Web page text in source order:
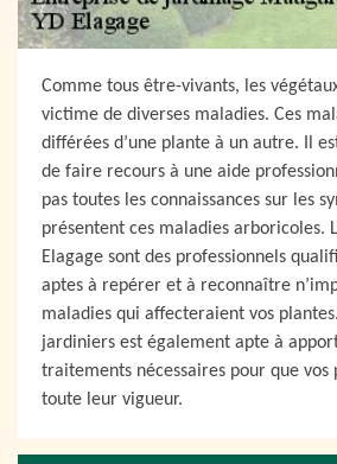
Comme tous être-vivants, les
victime de diverses maladies. Ces
différées d’une plante à un autre. Il
de faire recours à une aide
pas toutes les connaissances sur les
présentent ces maladies arboricoles.
Elagage sont des professionnels
aptes à repérer et à reconnaître
maladies qui affecteraient vos
jardiniers est également apte à
traitements nécessaires pour que
toute leur vigueur.